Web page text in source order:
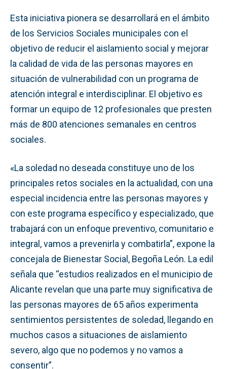
Esta iniciativa pionera se desarrollará en el ámbito
de los Servicios Sociales municipales con el
objetivo de reducir el aislamiento social y mejorar
la calidad de vida de las personas mayores en
situación de vulnerabilidad con un programa de
atención integral e interdisciplinar. El objetivo es
formar un equipo de 12 profesionales que presten
más de 800 atenciones semanales en centros
sociales.
«La soledad no deseada constituye uno de los
principales retos sociales en la actualidad, con una
especial incidencia entre las personas mayores y
con este programa específico y especializado, que
trabajará con un enfoque preventivo, comunitario e
integral, vamos a prevenirla y combatirla”, expone la
concejala de Bienestar Social, Begoña León. La edil
señala que “estudios realizados en el municipio de
Alicante revelan que una parte muy significativa de
las personas mayores de 65 años experimenta
sentimientos persistentes de soledad, llegando en
muchos casos a situaciones de aislamiento
severo, algo que no podemos y no vamos a
consentir”.